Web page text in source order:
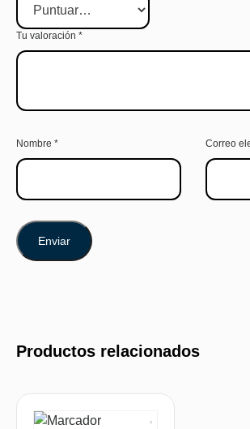
Tu valoración *
Nombre * Correo
Productos relacionados